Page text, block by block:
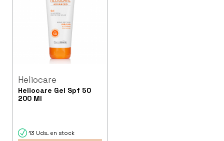
Heliocare
Heliocare Gel Spf 50
200 Ml
13 Uds. en stock